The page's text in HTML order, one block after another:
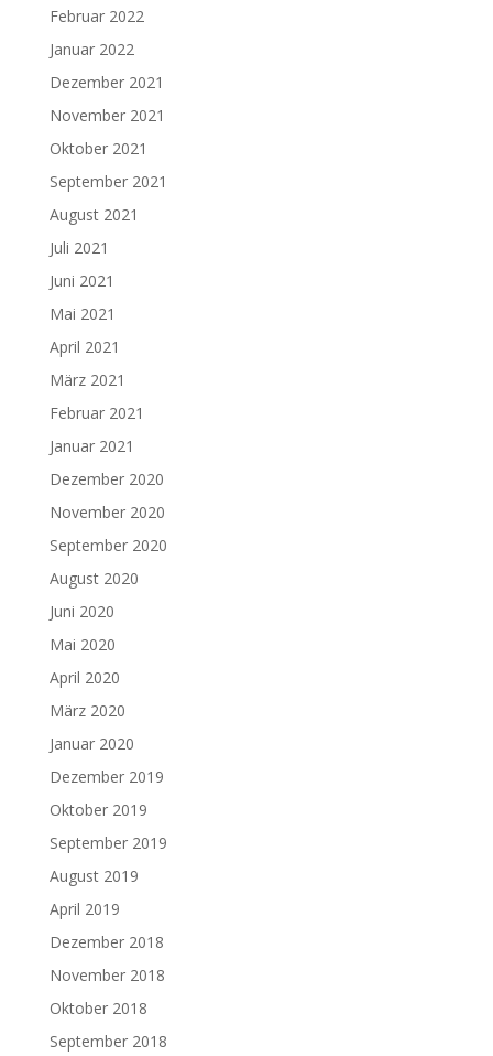
Februar 2022
Januar 2022
Dezember 2021
November 2021
Oktober 2021
September 2021
August 2021
Juli 2021
Juni 2021
Mai 2021
April 2021
März 2021
Februar 2021
Januar 2021
Dezember 2020
November 2020
September 2020
August 2020
Juni 2020
Mai 2020
April 2020
März 2020
Januar 2020
Dezember 2019
Oktober 2019
September 2019
August 2019
April 2019
Dezember 2018
November 2018
Oktober 2018
September 2018